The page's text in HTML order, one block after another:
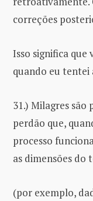
correções
Isso significa que
quando eu tentei
31.) Milagres
perdão que,
processo
as dimensões do
(por exemplo,